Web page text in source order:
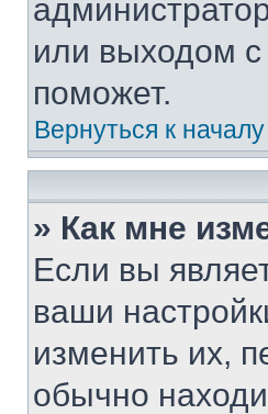
или выходом
поможет.
Вернуться к началу
» Как мне
Если вы
ваши
изменить их,
обычно